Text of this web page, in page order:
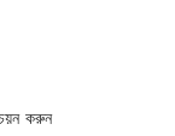
করুন